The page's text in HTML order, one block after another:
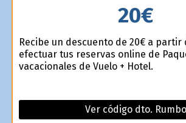
20€
Recibe un descuento de 20€ a partir
efectuar tus reservas online de
vacacionales de Vuelo + Hotel.
Ver código dto. Rumbo